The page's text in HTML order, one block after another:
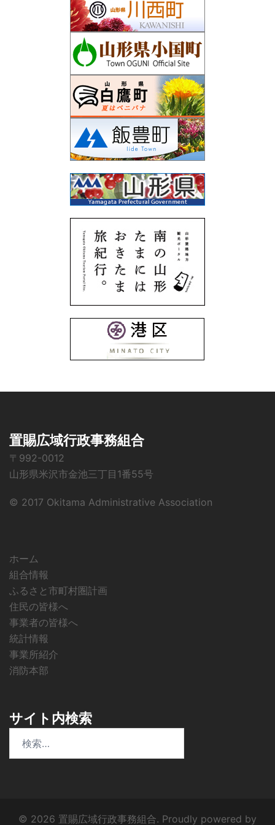
置賜広域行政事務組合
〒992-0012
山形県米沢市金池三丁目1番55号
© 2017 Okitama Administrative Association
ホーム
組合情報
ふるさと市町村圏計画
住民の皆様へ
事業者の皆様へ
統計情報
事業所紹介
消防本部
サイト内検索
© 2026 置賜広域行政事務組合. Proudly powered by